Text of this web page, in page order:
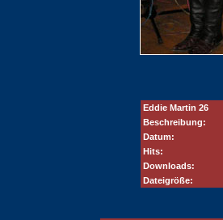
Eddie Martin 26
Beschreibung:
Datum:
Hits:
Downloads:
Dateigröße: